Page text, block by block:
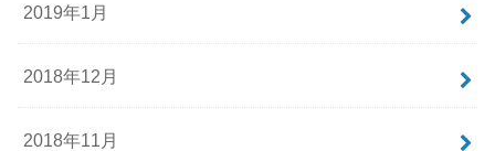
2019年1月
2018年12月
2018年11月